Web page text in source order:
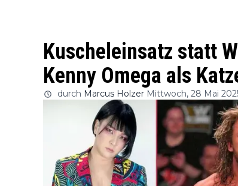
Kuscheleinsatz statt
Kenny Omega als
durch Marcus Holzer Mittwoch, 28 Mai